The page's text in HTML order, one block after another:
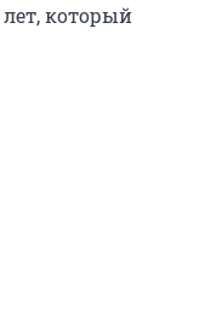
который